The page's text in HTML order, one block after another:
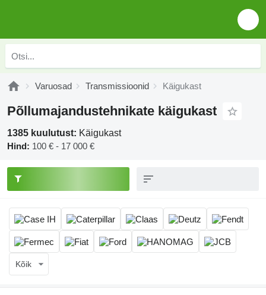
Varuosad Transmissioonid Käigukast
Põllumajandustehnikate käigukast
1385 kuulutust: Käigukast
Hind: 100 € - 17 000 €
Kõik